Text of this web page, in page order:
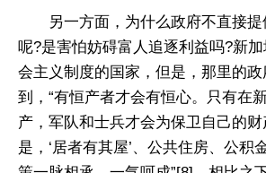
另一方面，为什么政府不直接
呢?是害怕妨碍富人追逐利益吗?新
会主义制度的国家，但是，那里的
到，“有恒产者才会有恒心。只有在
产，军队和士兵才会为保卫自己的
是，‘居者有其屋’、公共住房、公积